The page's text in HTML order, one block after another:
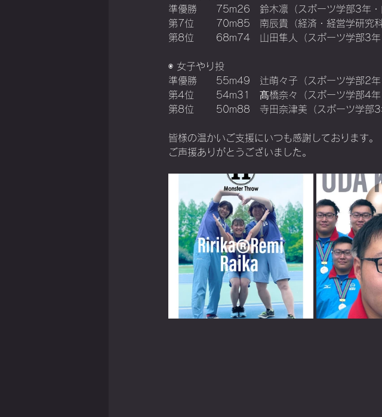
準優勝	75m26　鈴木凛（スポーツ学部3
第7位	70m85　南辰貴（経済・経営学研
第8位	68m74　山田隼人（スポーツ学
◉ 女子やり投
準優勝	55m49　辻萌々子（スポーツ学部
第4位	54m31　髙橋奈々（スポーツ学部
第8位	50m88　寺田奈津美（スポーツ学
皆様の温かいご支援にいつも感謝しております。
ご声援ありがとうございました。